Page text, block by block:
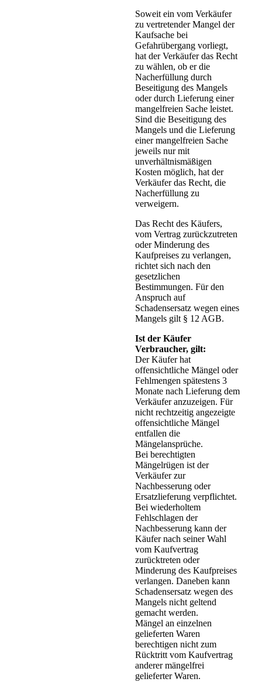
Soweit ein vom Verkäufer
zu vertretender Mangel der
Kaufsache bei
Gefahrübergang vorliegt,
hat der Verkäufer das Recht
zu wählen, ob er die
Nacherfüllung durch
Beseitigung des Mangels
oder durch Lieferung einer
mangelfreien Sache leistet.
Sind die Beseitigung des
Mangels und die Lieferung
einer mangelfreien Sache
jeweils nur mit
unverhältnismäßigen
Kosten möglich, hat der
Verkäufer das Recht, die
Nacherfüllung zu
verweigern.
Das Recht des Käufers,
vom Vertrag zurückzutreten
oder Minderung des
Kaufpreises zu verlangen,
richtet sich nach den
gesetzlichen
Bestimmungen. Für den
Anspruch auf
Schadensersatz wegen eines
Mangels gilt § 12 AGB.
Ist der Käufer
Verbraucher, gilt:
Der Käufer hat
offensichtliche Mängel oder
Fehlmengen spätestens 3
Monate nach Lieferung dem
Verkäufer anzuzeigen. Für
nicht rechtzeitig angezeigte
offensichtliche Mängel
entfallen die
Mängelansprüche.
Bei berechtigten
Mängelrügen ist der
Verkäufer zur
Nachbesserung oder
Ersatzlieferung verpflichtet.
Bei wiederholtem
Fehlschlagen der
Nachbesserung kann der
Käufer nach seiner Wahl
vom Kaufvertrag
zurücktreten oder
Minderung des Kaufpreises
verlangen. Daneben kann
Schadensersatz wegen des
Mangels nicht geltend
gemacht werden.
Mängel an einzelnen
gelieferten Waren
berechtigen nicht zum
Rücktritt vom Kaufvertrag
anderer mängelfrei
gelieferter Waren.